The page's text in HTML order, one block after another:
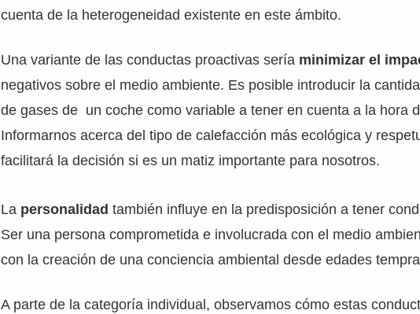
cuenta de la heterogeneidad existente en este ámbito.
Una variante de las conductas proactivas sería minimizar el
negativos sobre el medio ambiente. Es posible introducir la
de gases de un coche como variable a tener en cuenta a la hora
Informarnos acerca del tipo de calefacción más ecológica y
facilitará la decisión si es un matiz importante para nosotros.
La personalidad también influye en la predisposición a tener
Ser una persona comprometida e involucrada con el medio
con la creación de una conciencia ambiental desde edades
A parte de la categoría individual, observamos cómo estas